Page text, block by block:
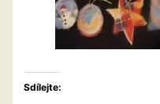
Sdílejte: